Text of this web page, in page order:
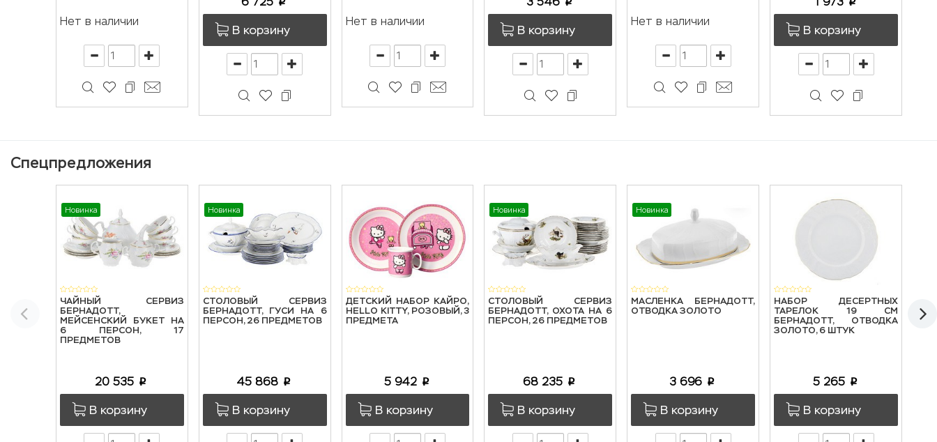
Нет в наличии
p
В корзину
Нет в наличии
p
В корзину
Нет в наличии
p
В корзину
Спецпредложения
ЧАЙНЫЙ СЕРВИЗ
БЕРНАДОТТ,
МЕЙСЕНСКИЙ БУКЕТ НА
6 ПЕРСОН, 17
ПРЕДМЕТОВ
Новинка
20 535 p
В корзину
СТОЛОВЫЙ СЕРВИЗ
БЕРНАДОТТ, ГУСИ НА 6
ПЕРСОН, 26 ПРЕДМЕТОВ
Новинка
45 868 p
В корзину
ДЕТСКИЙ НАБОР КАЙРО,
HELLO KITTY, РОЗОВЫЙ, 3
ПРЕДМЕТА
5 942 p
В корзину
СТОЛОВЫЙ СЕРВИЗ
БЕРНАДОТТ, ОХОТА НА 6
ПЕРСОН, 26 ПРЕДМЕТОВ
Новинка
68 235 p
В корзину
МАСЛЕНКА БЕРНАДОТТ,
ОТВОДКА ЗОЛОТО
Новинка
3 696 p
В корзину
НАБОР ДЕСЕРТНЫХ
ТАРЕЛОК 19 СМ
БЕРНАДОТТ, ОТВОДКА
ЗОЛОТО, 6 ШТУК
5 265 p
В корзину